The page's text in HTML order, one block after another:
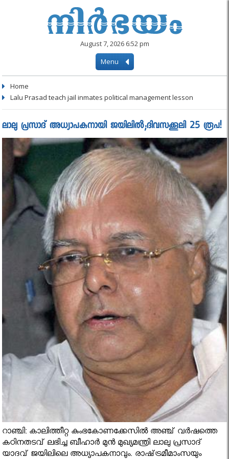
August 7, 2026 6:52 pm
Menu
Home
Lalu Prasad teach jail inmates political management lesson
ലാലു പ്രസാദ്‌ അധ്യാപകനായി ജയിലില്‍;ദിവസക്കൂലി 25 രൂപ!
റാഞ്ചി: കാലിത്തീറ്റ കുംഭകോണക്കേസില്‍ അഞ്ച്‌ വര്‍ഷത്തെ
കഠിനതടവ്‌ ലഭിച്ച ബീഹാര്‍ മുന്‍ മുഖ്യമന്ത്രി ലാലു പ്രസാദ്‌
യാദവ്‌ ജയിലിലെ അധ്യാപകനാവും. രാഷ്‌ട്രമീമാംസയും